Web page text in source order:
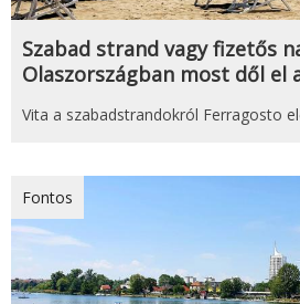
Szabad strand vagy fizetős
Olaszországban most dől el
Vita a szabadstrandokról Ferragosto
Fontos